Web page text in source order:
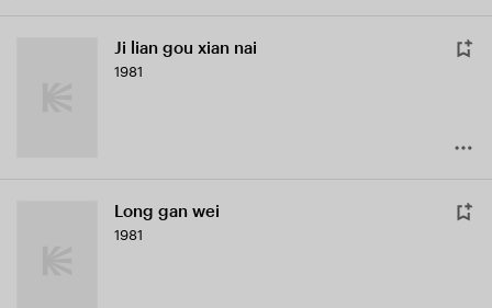
Ji lian gou xian nai
1981
Long gan wei
1981